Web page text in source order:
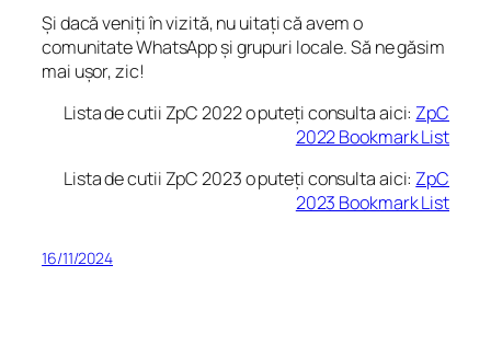
Și dacă veniți în vizită, nu uitați că avem o
comunitate WhatsApp și grupuri locale. Să ne găsim
mai ușor, zic!
Lista de cutii ZpC 2022 o puteți consulta aici: ZpC
2022 Bookmark List
Lista de cutii ZpC 2023 o puteți consulta aici: ZpC
2023 Bookmark List
16/11/2024